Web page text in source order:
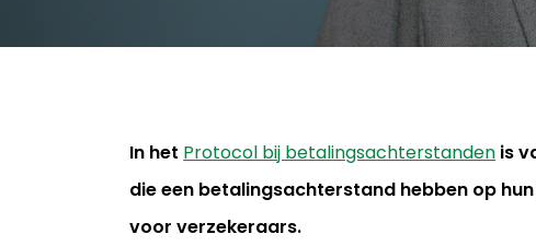
In het Protocol bij betalingsachterstanden is
die een betalingsachterstand hebben op
voor verzekeraars.